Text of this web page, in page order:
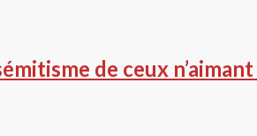
de ceux